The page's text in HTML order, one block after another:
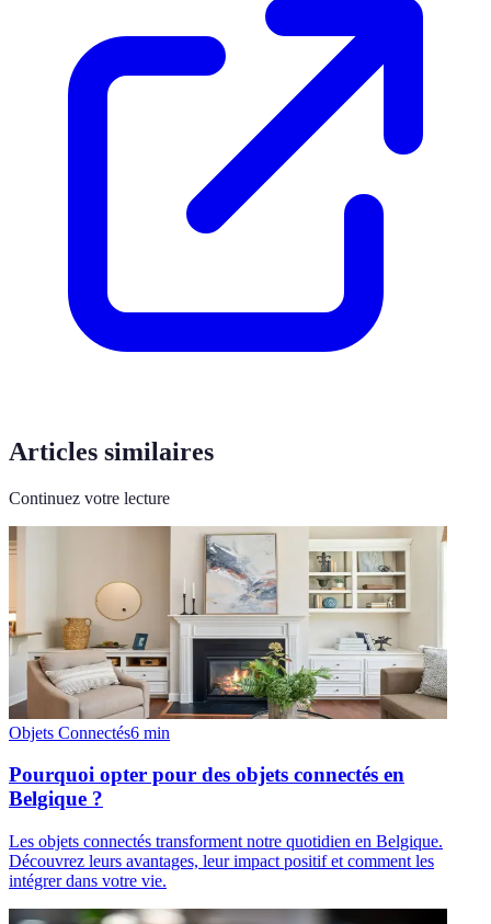
Articles similaires
Continuez votre lecture
Objets Connectés6 min
Pourquoi opter pour des objets connectés en
Belgique ?
Les objets connectés transforment notre quotidien en Belgique.
Découvrez leurs avantages, leur impact positif et comment les
intégrer dans votre vie.